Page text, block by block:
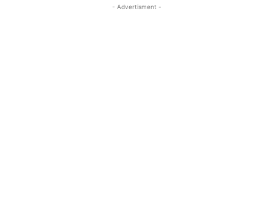
- Advertisment -